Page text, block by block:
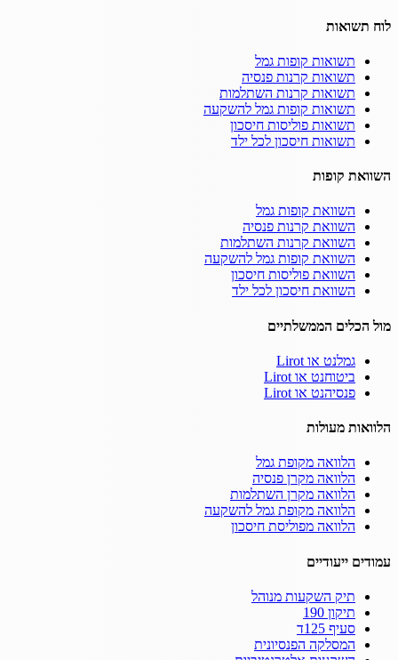
לוח תשואות
תשואות קופות גמל
תשואות קרנות פנסיה
תשואות קרנות השתלמות
תשואות קופות גמל להשקעה
תשואות פוליסות חיסכון
תשואות חיסכון לכל ילד
השוואת קופות
השוואת קופות גמל
השוואת קרנות פנסיה
השוואת קרנות השתלמות
השוואת קופות גמל להשקעה
השוואת פוליסות חיסכון
השוואת חיסכון לכל ילד
מול הכלים הממשלתיים
גמלנט או Lirot
ביטוחנט או Lirot
פנסיהנט או Lirot
הלוואות מעולות
הלוואה מקופת גמל
הלוואה מקרן פנסיה
הלוואה מקרן השתלמות
הלוואה מקופת גמל להשקעה
הלוואה מפוליסת חיסכון
עמודים ייעודיים
תיק השקעות מנוהל
תיקון 190
סעיף 125ד
המסלקה הפנסיונית